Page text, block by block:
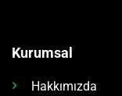
Kurumsal
Hakkımızda